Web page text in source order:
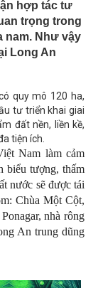
hợp tác tư
trọng trong
nam. Như vậy
Long An
quy mô 120 ha,
tư triển khai giai
đất nền, liền kề,
tiện ích.
Nam làm cảm
biểu tượng, thấm
nước sẽ được tái
Chùa Một Cột,
nhà rông
An trung dũng